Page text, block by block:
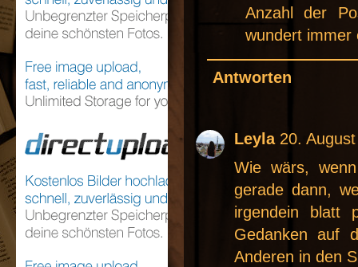
Anzahl der
wundert immer
Antworten
Leyla 20.
Wie wärs,
gerade dann,
irgendein blatt
Gedanken auf
Anderen in den